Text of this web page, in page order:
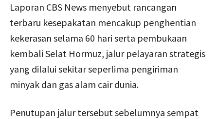
Laporan CBS News menyebut rancangan
terbaru kesepakatan mencakup penghentian
kekerasan selama 60 hari serta pembukaan
kembali Selat Hormuz, jalur pelayaran strategis
yang dilalui sekitar seperlima pengiriman
minyak dan gas alam cair dunia.
Penutupan jalur tersebut sebelumnya sempat